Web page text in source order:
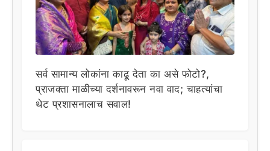
सर्व सामान्य लोकांना काढू देता का असे फोटो?,
प्राजक्ता माळीच्या दर्शनावरून नवा वाद; चाहत्यांचा
थेट प्रशासनालाच सवाल!